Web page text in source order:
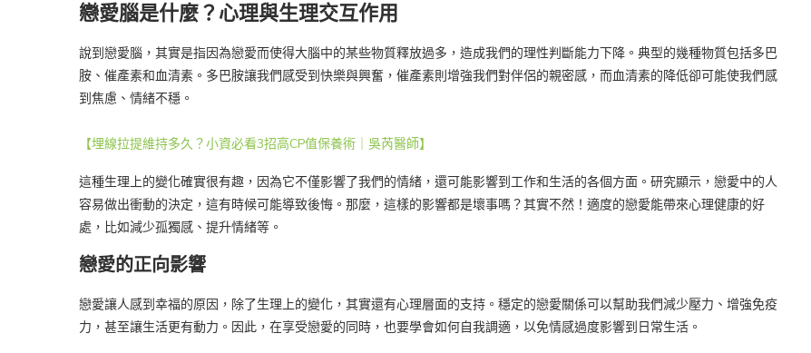
戀愛腦是什麼？心理與生理交互作用
說到戀愛腦，其實是指因為戀愛而使得大腦中的某些物質釋放過多，造成我們的理性判斷能力下降。典型的幾種物質包括多巴
胺、催產素和血清素。多巴胺讓我們感受到快樂與興奮，催產素則增強我們對伴侶的親密感，而血清素的降低卻可能使我們感
到焦慮、情緒不穩。
【埋線拉提維持多久？小資必看3招高CP值保養術｜吳芮醫師】
這種生理上的變化確實很有趣，因為它不僅影響了我們的情緒，還可能影響到工作和生活的各個方面。研究顯示，戀愛中的人
容易做出衝動的決定，這有時候可能導致後悔。那麼，這樣的影響都是壞事嗎？其實不然！適度的戀愛能帶來心理健康的好
處，比如減少孤獨感、提升情緒等。
戀愛的正向影響
戀愛讓人感到幸福的原因，除了生理上的變化，其實還有心理層面的支持。穩定的戀愛關係可以幫助我們減少壓力、增強免疫
力，甚至讓生活更有動力。因此，在享受戀愛的同時，也要學會如何自我調適，以免情感過度影響到日常生活。